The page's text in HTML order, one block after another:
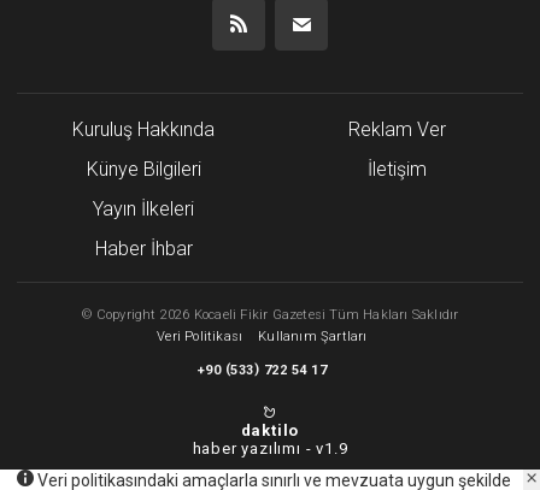
Kuruluş Hakkında
Künye Bilgileri
Yayın İlkeleri
Haber İhbar
Reklam Ver
İletişim
© Copyright 2026 Kocaeli Fikir Gazetesi Tüm Hakları Saklıdır
Veri Politikası
Kullanım Şartları
+90 (533) 722 54 17
daktilo
haber yazılımı -v1.9
Veri politikasındaki amaçlarla sınırlı ve mevzuata uygun şekilde